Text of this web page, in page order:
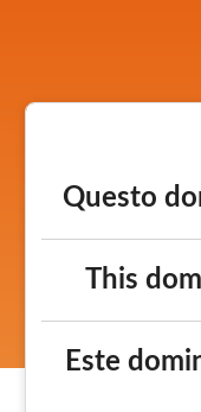
Questo
This
Este